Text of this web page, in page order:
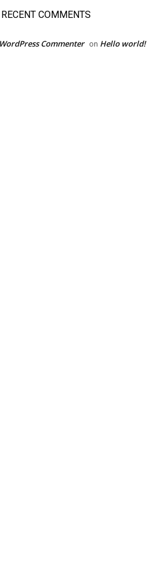
RECENT COMMENTS
Commenter on Hello world!